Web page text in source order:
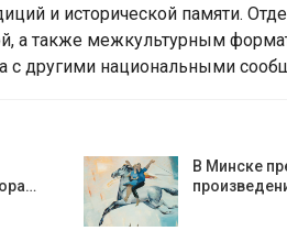
и исторической памяти.
а также межкультурным
с другими национальными
В Минске